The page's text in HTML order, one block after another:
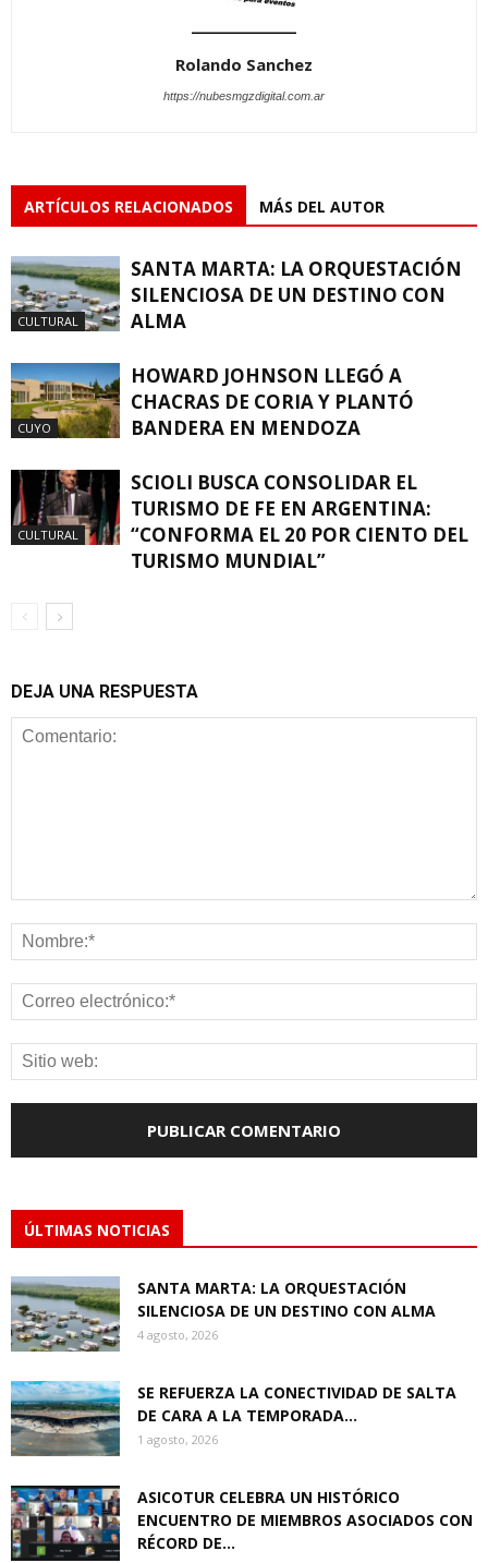
Rolando Sanchez
https://nubesmgzdigital.com.ar
ARTÍCULOS RELACIONADOS MÁS DEL AUTOR
CULTURAL
SANTA MARTA: LA ORQUESTACIÓN
SILENCIOSA DE UN DESTINO CON
ALMA
CUYO
HOWARD JOHNSON LLEGÓ A
CHACRAS DE CORIA Y PLANTÓ
BANDERA EN MENDOZA
CULTURAL
SCIOLI BUSCA CONSOLIDAR EL
TURISMO DE FE EN ARGENTINA:
“CONFORMA EL 20 POR CIENTO DEL
TURISMO MUNDIAL”
DEJA UNA RESPUESTA
ÚLTIMAS NOTICIAS
SANTA MARTA: LA ORQUESTACIÓN
SILENCIOSA DE UN DESTINO CON ALMA
4 agosto, 2026
SE REFUERZA LA CONECTIVIDAD DE SALTA
DE CARA A LA TEMPORADA...
1 agosto, 2026
ASICOTUR CELEBRA UN HISTÓRICO
ENCUENTRO DE MIEMBROS ASOCIADOS CON
RÉCORD DE...